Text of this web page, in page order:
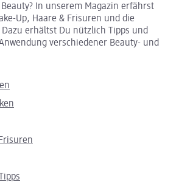
In unserem Magazin erfährst
Up, Haare & Frisuren und die
erhältst Du nützlich Tipps und
verschiedener Beauty- und